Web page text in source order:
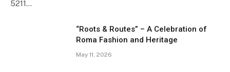
5211…
“Roots & Routes” – A Celebration of
Roma Fashion and Heritage
May 11, 2026